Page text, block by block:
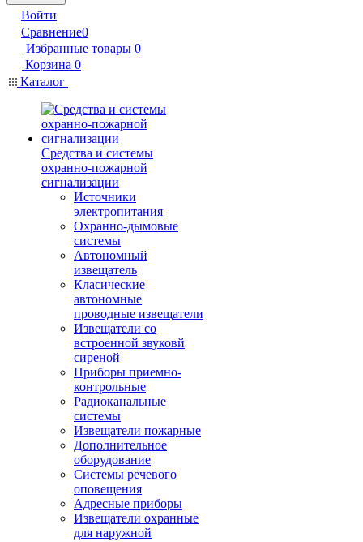
Войти
Сравнение0
Избранные товары 0
Корзина 0
Каталог
Средства и системы
охранно-пожарной
сигнализации
Источники
электропитания
Охранно-дымовые
системы
Автономный
извещатель
Класические
автономные
проводные извещатели
Извещатели со
встроенной звуковй
сиреной
Приборы приемно-
контрольные
Радиоканальные
системы
Извещатели пожарные
Дополнительное
оборудование
Системы речевого
оповещения
Адресные приборы
Извещатели охранные
для наружной